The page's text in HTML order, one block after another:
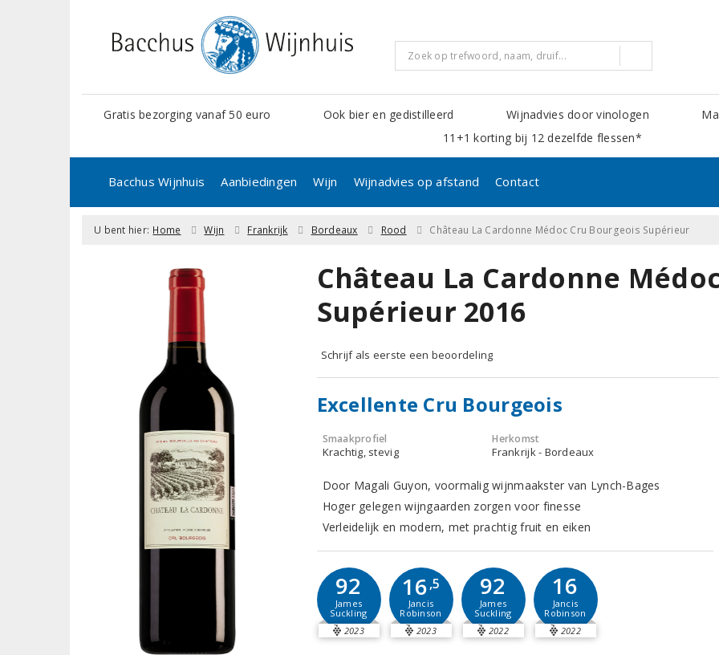
Gratis bezorging vanaf 50 euro Ook bier en gedistilleerd Wijnadvies door vinologen
11+1 korting bij 12 dezelfde flessen*
Bacchus Wijnhuis Aanbiedingen Wijn Wijnadvies op afstand Contact
U bent hier: Home Wijn Frankrijk Bordeaux Rood Château La Cardonne Médoc Cru Bourgeois Supérieur
Château La Cardonne
Supérieur 2016
Schrijf als eerste een beoordeling
Excellente Cru Bourgeois
Smaakprofiel
Krachtig, stevig
Herkomst
Frankrijk - Bordeaux
Door Magali Guyon, voormalig wijnmaakster van Lynch-Bages
Hoger gelegen wijngaarden zorgen voor finesse
Verleidelijk en modern, met prachtig fruit en eiken
92
James
Suckling
2023
16,5
Jancis
Robinson
2023
92
James
Suckling
2022
16
Jancis
Robinson
2022